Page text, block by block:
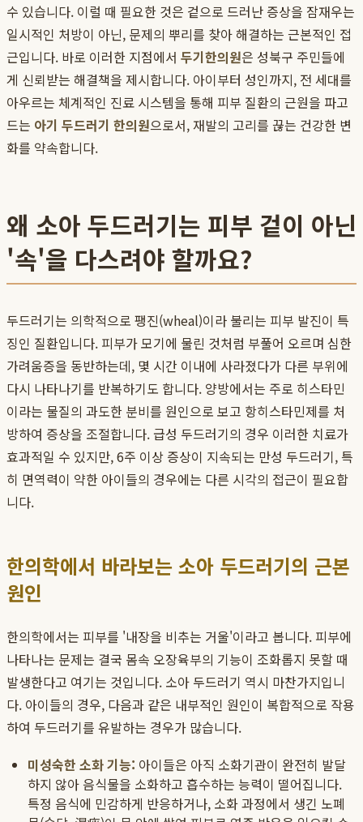
수 있습니다. 이럴 때 필요한 것은 겉으로 드러난 증상을 잠재우는
일시적인 처방이 아닌, 문제의 뿌리를 찾아 해결하는 근본적인 접
근입니다. 바로 이러한 지점에서 두기한의원은 성북구 주민들에
게 신뢰받는 해결책을 제시합니다. 아이부터 성인까지, 전 세대를
아우르는 체계적인 진료 시스템을 통해 피부 질환의 근원을 파고
드는 아기 두드러기 한의원으로서, 재발의 고리를 끊는 건강한 변
화를 약속합니다.
왜 소아 두드러기는 피부 겉이 아닌
'속'을 다스려야 할까요?
두드러기는 의학적으로 팽진(wheal)이라 불리는 피부 발진이 특
징인 질환입니다. 피부가 모기에 물린 것처럼 부풀어 오르며 심한
가려움증을 동반하는데, 몇 시간 이내에 사라졌다가 다른 부위에
다시 나타나기를 반복하기도 합니다. 양방에서는 주로 히스타민
이라는 물질의 과도한 분비를 원인으로 보고 항히스타민제를 처
방하여 증상을 조절합니다. 급성 두드러기의 경우 이러한 치료가
효과적일 수 있지만, 6주 이상 증상이 지속되는 만성 두드러기, 특
히 면역력이 약한 아이들의 경우에는 다른 시각의 접근이 필요합
니다.
한의학에서 바라보는 소아 두드러기의 근본
원인
한의학에서는 피부를 '내장을 비추는 거울'이라고 봅니다. 피부에
나타나는 문제는 결국 몸속 오장육부의 기능이 조화롭지 못할 때
발생한다고 여기는 것입니다. 소아 두드러기 역시 마찬가지입니
다. 아이들의 경우, 다음과 같은 내부적인 원인이 복합적으로 작용
하여 두드러기를 유발하는 경우가 많습니다.
미성숙한 소화 기능: 아이들은 아직 소화기관이 완전히 발달
하지 않아 음식물을 소화하고 흡수하는 능력이 떨어집니다.
특정 음식에 민감하게 반응하거나, 소화 과정에서 생긴 노폐